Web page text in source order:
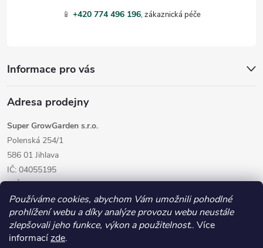
Používáme cookies, abychom Vám umožnili pohodlné
prohlížení webu a díky analýze provozu webu neustále
zlepšovali jeho funkce, výkon a použitelnost.. Více
informacízde.
📱 +420 774 496 196
Informace pro vás
Adresa prodejny
Super GrowGarden s.r.o.
Polenská 254/1
586 01 Jihlava
IČ: 04055195
DIČ: CZ04055195